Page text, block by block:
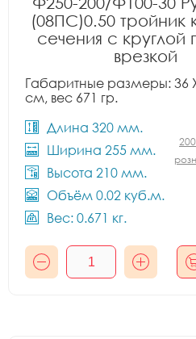
(08ПС)0.50 тройник
сечения с круглой
врезкой
Габаритные размеры: 36
см, вес 671 гр.
Длина 320 мм.
Ширина 255 мм.
Высота 210 мм.
Объём 0.02 куб.м.
Вес: 0.671 кг.